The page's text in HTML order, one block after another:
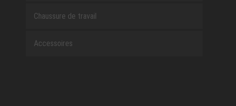
Chaussure de travail
Accessoires